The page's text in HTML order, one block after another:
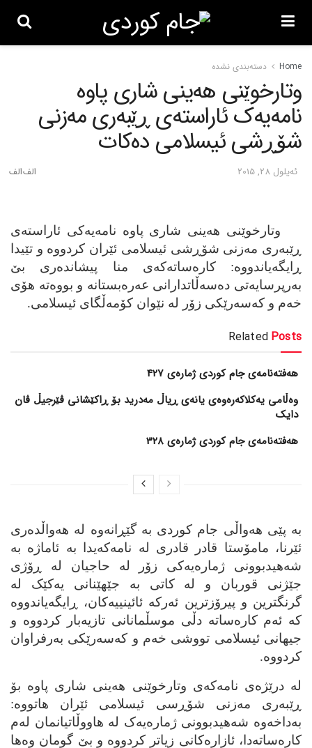
Home دسته‌بندی نشده
وتارخوێنی هه‌ینی شاری پاوه‌
نامه‌یه‌ک ئاراسته‌ی ڕێبه‌ری مه‌زنی
شۆڕشی ئیسلامی ده‌کات
ئه‌یلول 28, 2015
وتارخوێنی هه‌ینی شاری پاوه‌ نامه‌یه‌کی ئاراسته‌ی
ڕێبه‌ری مه‌زنی شۆڕشی ئیسلامی ئێران کردووه‌ و تێیدا
ڕایگه‌یاندووه‌: کاره‌ساته‌که‌ی منا پیشانده‌ری بێ
به‌رپرسایه‌تی ده‌سه‌ڵاتدارانی عه‌ره‌بستانه‌ و بووه‌ته‌ هۆی
خه‌م و که‌سه‌رێکی زۆر له‌ نێوان کۆمه‌ڵگای ئیسلامی.
Related Posts
هەفتەنامەی جام کوردی ژمارەی 427
وەڵامی یەکلاکەرەوەی یانەی ڕیاڵ مەدرید بۆ ڕاکێشانی ڤێرجیڵ ڤان
دایک
هەفتەنامەی جام کوردی ژمارەی 328
به‌ پێی هه‌واڵی جام کوردی به‌ گێڕانه‌وه‌ له‌ هه‌واڵده‌ری
ئێرنا، مامۆستا قادر قادری له‌ نامه‌که‌یدا به‌ ئاماژه‌ به‌
شه‌هیدبوونی ژماره‌یه‌کی زۆر له‌ حاجیان له‌ ڕۆژی
جێژنی قوربان و له‌ کاتی به‌ جێهێنانی یه‌کێک له‌
گرنگترین و پیرۆزترین ئه‌رکه‌ ئائینییه‌کان، ڕایگه‌یاندووه‌
که‌ ئه‌م کاره‌ساته‌ دڵی موسڵمانانی تازیه‌بار کردووه‌ و
جیهانی ئیسلامی تووشی خه‌م و که‌سه‌رێکی به‌رفراوان
کردووه‌.
له‌ درێژه‌ی نامه‌که‌ی وتارخوێنی هه‌ینی شاری پاوه‌ بۆ
ڕێبه‌ری مه‌زنی شۆڕسی ئیسلامی ئێران هاتووه‌:
به‌داخه‌وه‌ شه‌هیدبوونی ژماره‌یه‌ک له‌ هاووڵاتیانمان له‌م
کاره‌ساته‌دا، ئازاره‌کانی زیاتر کردووه‌ و بێ گومان وه‌ها